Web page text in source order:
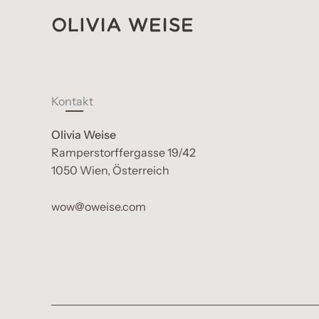
Kontakt
Olivia Weise
Ramperstorffergasse 19/42
1050 Wien, Österreich
wow@oweise.com